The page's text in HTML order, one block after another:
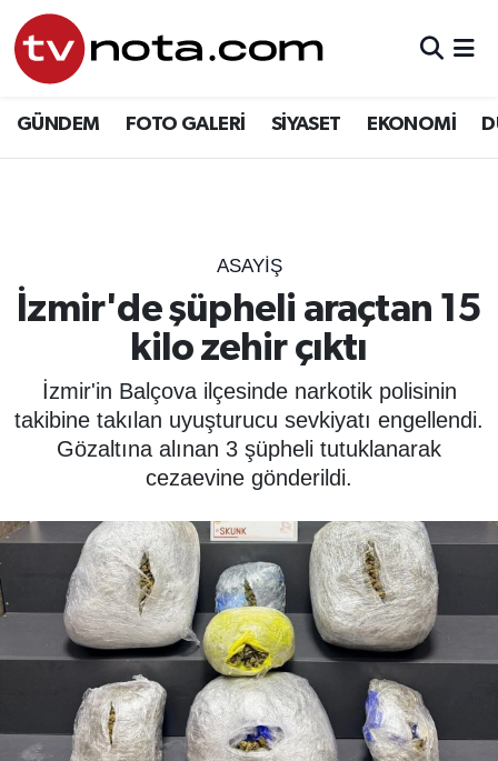
GÜNDEM FOTO GALERİ SİYASET EKONOMİ
ASAYIŞ
İzmir'de şüpheli araçtan 15
kilo zehir çıktı
İzmir'in Balçova ilçesinde narkotik polisinin
takibine takılan uyuşturucu sevkiyatı engellendi.
Gözaltına alınan 3 şüpheli tutuklanarak
cezaevine gönderildi.
GÜNDEM
YURT
ÖZEL HABER
SPOR
ÇEVRE
YAŞAM
BİLİM - TEKNOLOJİ
Hava Durumu
Son Dakika Haberleri
Haber Arşivi